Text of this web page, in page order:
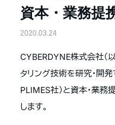
資本・業務提
2020.03.24
CYBERDYNE株式会社（
タリング技術を研究・開発
PLIMES社）と資本・業務
します。